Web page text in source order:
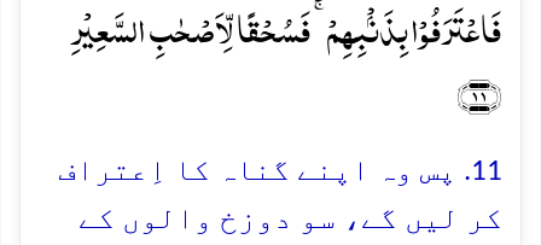
فَاعۡتَرَفُوۡا بِذَنۡۢبِہِمۡ ۚ فَسُحۡقًا لِّاَصۡحٰبِ السَّعِیۡرِ
﴿۱۱﴾
11. پس وہ اپنے گناہ کا اِعتراف
کر لیں گے، سو دوزخ والوں کے